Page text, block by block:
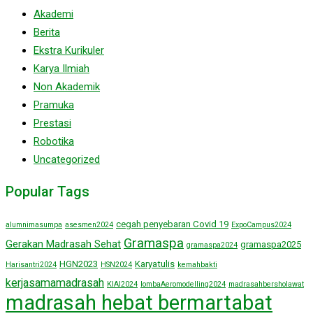
Akademi
Berita
Ekstra Kurikuler
Karya Ilmiah
Non Akademik
Pramuka
Prestasi
Robotika
Uncategorized
Popular Tags
alumnimasumpa asesmen2024 cegah penyebaran Covid 19 ExpoCampus2024
Gerakan Madrasah Sehat Gramaspa gramaspa2024 gramaspa2025
Harisantri2024 HGN2023 HSN2024 Karyatulis kemahbakti
kerjasamamadrasah KIAI2024 lombaAeromodelling2024 madrasahbersholawat
madrasah hebat bermartabat